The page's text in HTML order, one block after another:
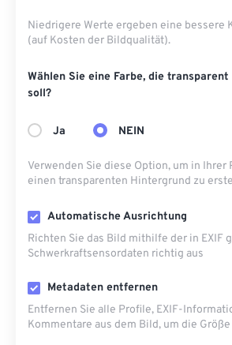
Niedrigere Werte ergeben eine bessere
(auf Kosten der Bildqualität).
Wählen Sie eine Farbe, die
soll?
Ja NEIN
Verwenden Sie diese Option, um in Ihrer
einen transparenten Hintergrund zu
Automatische Ausrichtung
Richten Sie das Bild mithilfe der in EXIF
Schwerkraftsensordaten richtig aus
Metadaten entfernen
Entfernen Sie alle Profile, EXIF-
Kommentare aus dem Bild, um die